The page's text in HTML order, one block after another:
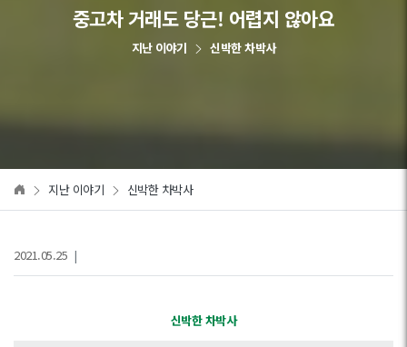
중고차 거래도 당근! 어렵지 않아요
지난 이야기 신박한 차박사
지난 이야기 신박한 차박사
2021.05.25 |
신박한 차박사